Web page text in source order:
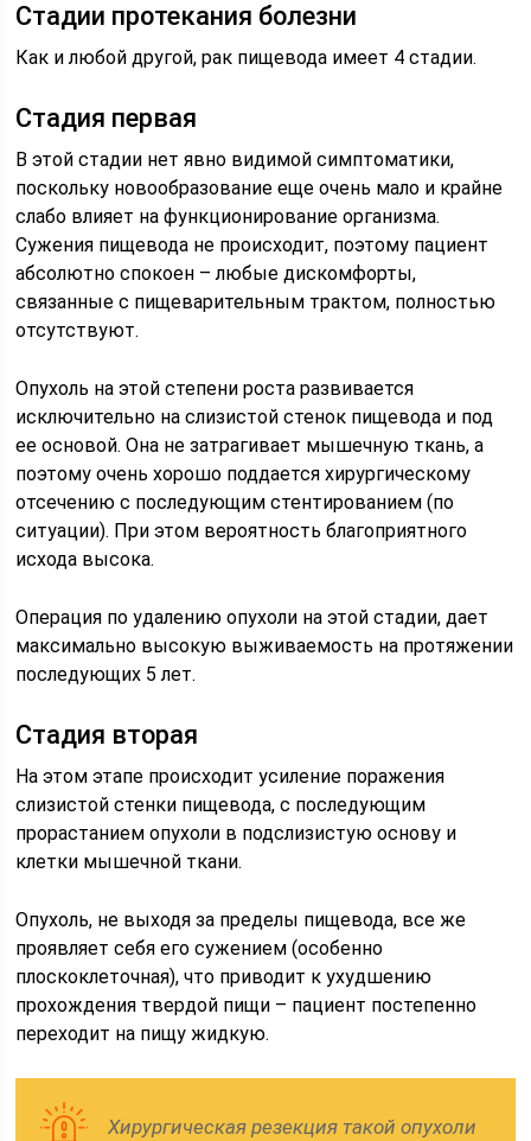
Стадии протекания болезни
Как и любой другой, рак пищевода имеет 4 стадии.
Стадия первая
В этой стадии нет явно видимой симптоматики,
поскольку новообразование еще очень мало и крайне
слабо влияет на функционирование организма.
Сужения пищевода не происходит, поэтому пациент
абсолютно спокоен – любые дискомфорты,
связанные с пищеварительным трактом, полностью
отсутствуют.
Опухоль на этой степени роста развивается
исключительно на слизистой стенок пищевода и под
ее основой. Она не затрагивает мышечную ткань, а
поэтому очень хорошо поддается хирургическому
отсечению с последующим стентированием (по
ситуации). При этом вероятность благоприятного
исхода высока.
Операция по удалению опухоли на этой стадии, дает
максимально высокую выживаемость на протяжении
последующих 5 лет.
Стадия вторая
На этом этапе происходит усиление поражения
слизистой стенки пищевода, с последующим
прорастанием опухоли в подслизистую основу и
клетки мышечной ткани.
Опухоль, не выходя за пределы пищевода, все же
проявляет себя его сужением (особенно
плоскоклеточная), что приводит к ухудшению
прохождения твердой пищи – пациент постепенно
переходит на пищу жидкую.
Хирургическая резекция такой опухоли